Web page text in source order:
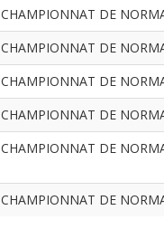
CHAMPIONNAT DE
CHAMPIONNAT DE
CHAMPIONNAT DE
CHAMPIONNAT DE
CHAMPIONNAT DE
CHAMPIONNAT DE